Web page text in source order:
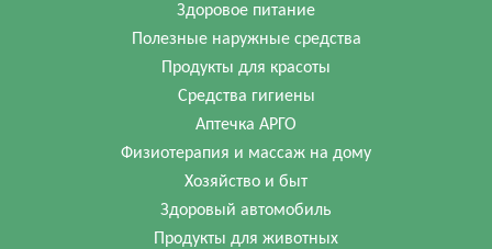
Здоровое питание
Полезные наружные средства
Продукты для красоты
Средства гигиены
Аптечка АРГО
Физиотерапия и массаж на дому
Хозяйство и быт
Здоровый автомобиль
Продукты для животных